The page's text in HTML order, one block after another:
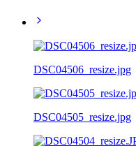
DSC04506_resize.jpg
DSC04505_resize.jpg